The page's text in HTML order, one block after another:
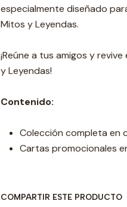
especialmente diseñado
Mitos y Leyendas.
¡Reúne a tus amigos y
y Leyendas!
Contenido:
Colección completa en
Cartas promocionales
COMPARTIR ESTE PRODUCTO